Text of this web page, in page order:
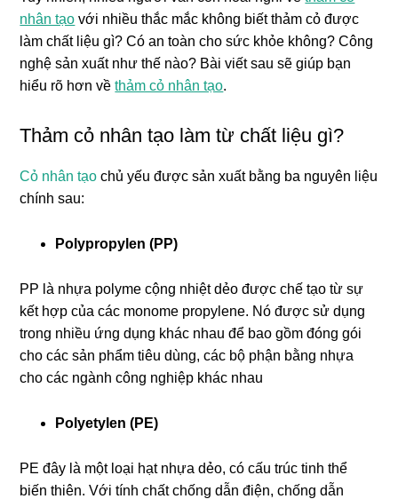
nhân tạo với nhiều thắc mắc không biết thảm cỏ được
làm chất liệu gì? Có an toàn cho sức khỏe không? Công
nghệ sản xuất như thế nào? Bài viết sau sẽ giúp bạn
hiểu rõ hơn vềthảm cỏ nhân tạo.
Thảm cỏ nhân tạo làm từ chất liệu gì?
Cỏ nhân tạo chủ yếu được sản xuất bằng ba nguyên liệu
chính sau:
Polypropylen (PP)
PP là nhựa polyme cộng nhiệt dẻo được chế tạo từ sự
kết hợp của các monome propylene. Nó được sử dụng
trong nhiều ứng dụng khác nhau để bao gồm đóng gói
cho các sản phẩm tiêu dùng, các bộ phận bằng nhựa
cho các ngành công nghiệp khác nhau
Polyetylen (PE)
PE đây là một loại hạt nhựa dẻo, có cấu trúc tinh thể
biến thiên. Với tính chất chống dẫn điện, chống dẫn